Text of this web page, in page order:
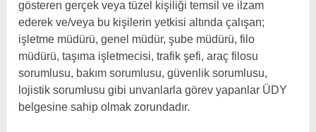
gösteren gerçek veya tüzel kişiliği temsil ve ilzam
ederek ve/veya bu kişilerin yetkisi altında çalışan;
işletme müdürü, genel müdür, şube müdürü, filo
müdürü, taşıma işletmecisi, trafik şefi, araç filosu
sorumlusu, bakım sorumlusu, güvenlik sorumlusu,
lojistik sorumlusu gibi unvanlarla görev yapanlar ÜDY
belgesine sahip olmak zorundadır.